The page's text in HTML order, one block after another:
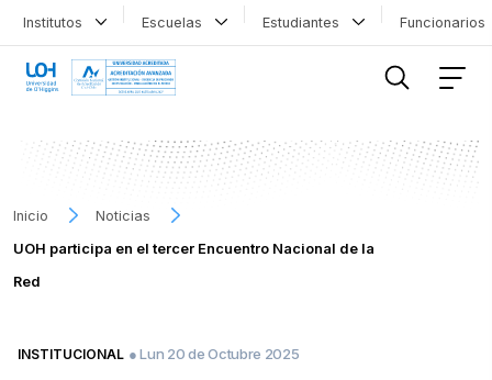
Institutos Escuelas Estudiantes
Inicio
Noticias
UOH participa en el tercer Encuentro Nacional de la
Red
INSTITUCIONAL ● Lun 20 de Octubre 2025